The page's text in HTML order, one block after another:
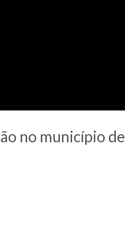
no município de